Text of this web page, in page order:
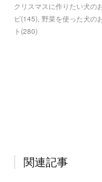
クリスマスに作りたい犬の
ピ(145) 野菜を使った犬の
ト(280)
関連記事